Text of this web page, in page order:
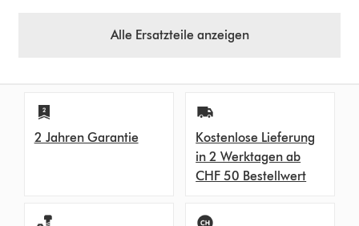
Alle Ersatzteile anzeigen
2 Jahren Garantie
Kostenlose Lieferung
in 2 Werktagen ab
CHF 50 Bestellwert